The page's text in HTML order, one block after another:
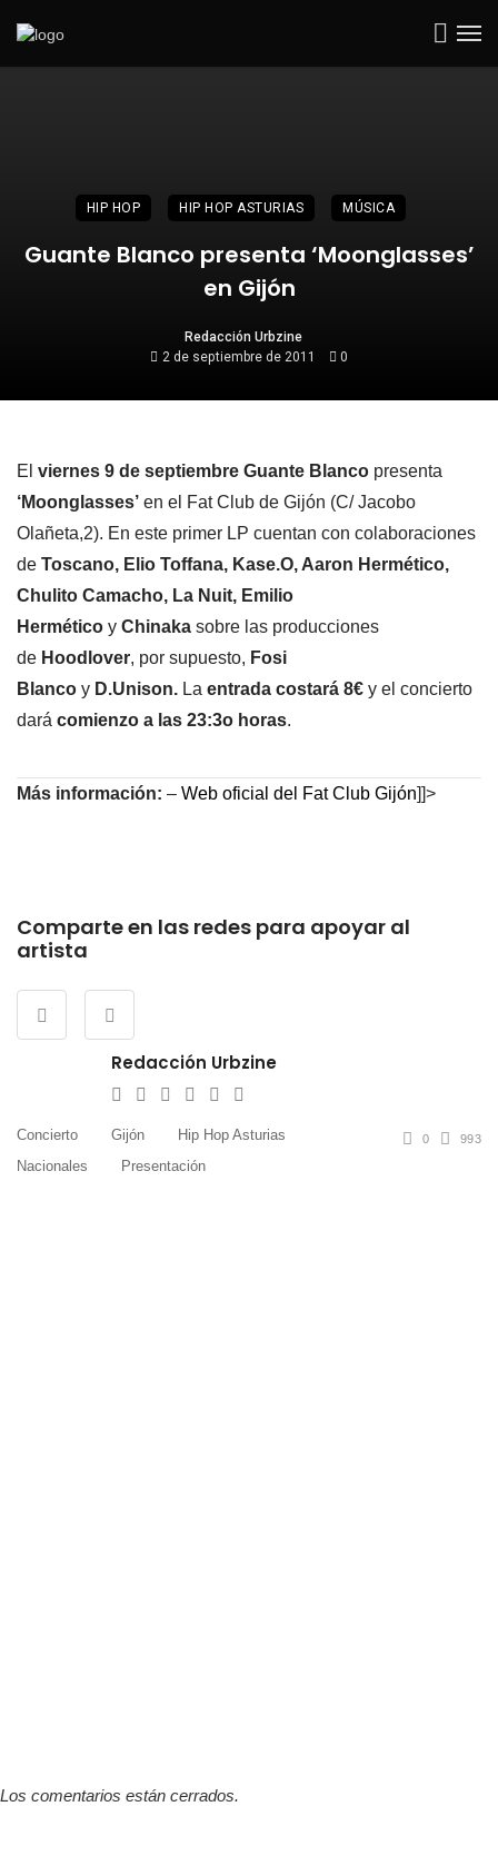
HIP HOP HIP HOP ASTURIAS MÚSICA
Guante Blanco presenta ‘Moonglasses’
en Gijón
Redacción Urbzine
2 de septiembre de 2011
0
El viernes 9 de septiembre Guante Blanco presenta
‘Moonglasses’ en el Fat Club de Gijón (C/ Jacobo
Olañeta,2). En este primer LP cuentan con colaboraciones
de Toscano, Elio Toffana, Kase.O, Aaron Hermético,
Chulito Camacho, La Nuit, Emilio
Hermético y Chinaka sobre las producciones
de Hoodlover, por supuesto, Fosi
Blanco y D.Unison. La entrada costará 8€ y el concierto
dará comienzo a las 23:3o horas.
Más información: – Web oficial del Fat Club Gijón]]>
Comparte en las redes para apoyar al
artista
Redacción Urbzine
WebsiteTwitterFacebook
Youtube
Concierto Gijón
Hip Hop Asturias
Nacionales
Presentación
0 993
Los comentarios están cerrados.